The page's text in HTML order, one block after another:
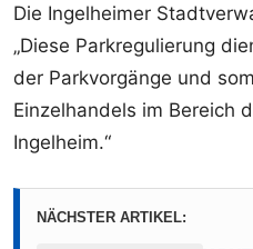
Die Ingelheimer
„Diese Parkregulierung
der Parkvorgänge und
Einzelhandels im Bereich
Ingelheim.“
NÄCHSTER ARTIKEL: